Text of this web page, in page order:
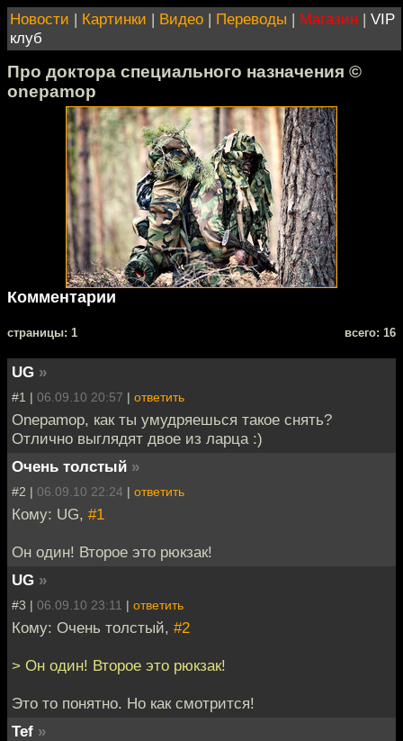
Новости | Картинки | Видео | Переводы | Магазин | VIP
клуб
Про доктора специального назначения ©
onepamop
Комментарии
cтраницы: 1 всего: 16
UG »
#1 | 06.09.10 20:57 | ответить
Onepamop, как ты умудряешься такое снять?
Отлично выглядят двое из ларца :)
Очень толстый »
#2 | 06.09.10 22:24 | ответить
Кому: UG, #1
Он один! Второе это рюкзак!
UG »
#3 | 06.09.10 23:11 | ответить
Кому: Очень толстый, #2
> Он один! Второе это рюкзак!
Это то понятно. Но как смотрится!
Tef »